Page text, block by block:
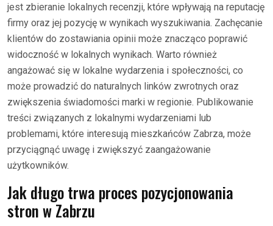
jest zbieranie lokalnych recenzji, które wpływają na reputację
firmy oraz jej pozycję w wynikach wyszukiwania. Zachęcanie
klientów do zostawiania opinii może znacząco poprawić
widoczność w lokalnych wynikach. Warto również
angażować się w lokalne wydarzenia i społeczności, co
może prowadzić do naturalnych linków zwrotnych oraz
zwiększenia świadomości marki w regionie. Publikowanie
treści związanych z lokalnymi wydarzeniami lub
problemami, które interesują mieszkańców Zabrza, może
przyciągnąć uwagę i zwiększyć zaangażowanie
użytkowników.
Jak długo trwa proces pozycjonowania
stron w Zabrzu